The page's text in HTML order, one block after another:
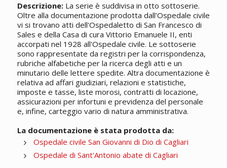
Descrizione:La serie è suddivisa in otto sottoserie.
Oltre alla documentazione prodotta dall'Ospedale civile
vi si trovano atti dell'Ospedaletto di San Francesco di
Sales e della Casa di cura Vittorio Emanuele II, enti
accorpati nel 1928 all'Ospedale civile. Le sottoserie
sono rappresentate da registri per la corrispondenza,
rubriche alfabetiche per la ricerca degli atti e un
minutario delle lettere spedite. Altra documentazione è
relativa ad affari giudiziari, relazioni e statistiche,
imposte e tasse, liste morosi, contratti di locazione,
assicurazioni per infortuni e previdenza del personale
e, infine, carteggio vario di natura amministrativa.
La documentazione è stata prodotta da:
Ospedale civile San Giovanni di Dio di Cagliari
Ospedale di Sant'Antonio abate di Cagliari